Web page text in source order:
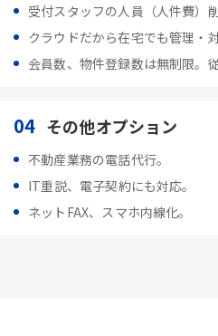
受付スタッフの人員（人件費）削
クラウドだから在宅でも管理・対
会員数、物件登録数は無制限。
04 その他オプション
不動産業務の電話代行。
IT重説、電子契約にも対応。
ネットFAX、スマホ内線化。